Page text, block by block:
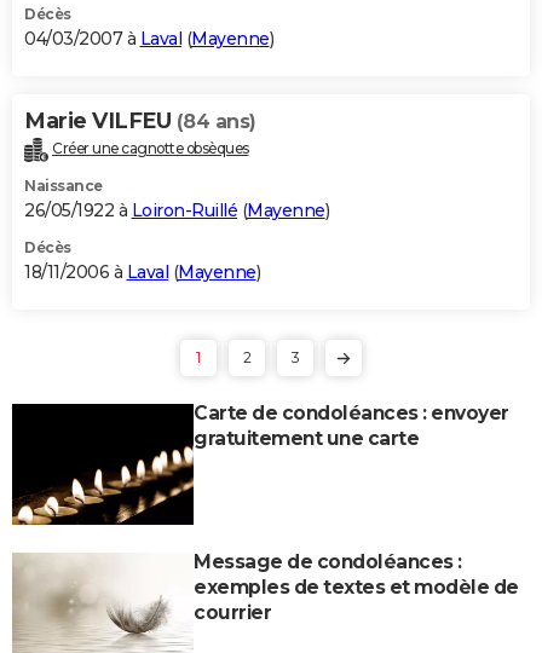
Décès
04/03/2007 à Laval (Mayenne)
Marie VILFEU (84 ans)
Créer une cagnotte obsèques
Naissance
26/05/1922 à Loiron-Ruillé (Mayenne)
Décès
18/11/2006 à Laval (Mayenne)
1 2 3
Carte de condoléances : envoyer
gratuitement une carte
Message de condoléances :
exemples de textes et modèle de
courrier